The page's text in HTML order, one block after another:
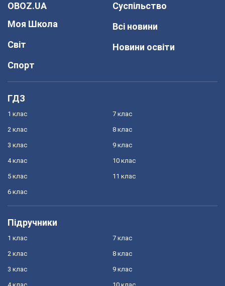
OBOZ.UA
Моя Школа
Світ
Спорт
Суспільство
Всі новини
Новини освіти
ГДЗ
1 клас
2 клас
3 клас
4 клас
5 клас
6 клас
7 клас
8 клас
9 клас
10 клас
11 клас
Підручники
1 клас
2 клас
3 клас
7 клас
8 клас
9 клас